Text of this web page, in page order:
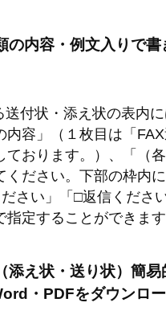
の内容・例文入りで書
送付状・添え状の表内
内容」（１枚目は「
おります。）、「（各
ください。下部の枠内
さい」「□返信くださ
定することができます
添え状・送り状）簡易
・PDFをダウンロ